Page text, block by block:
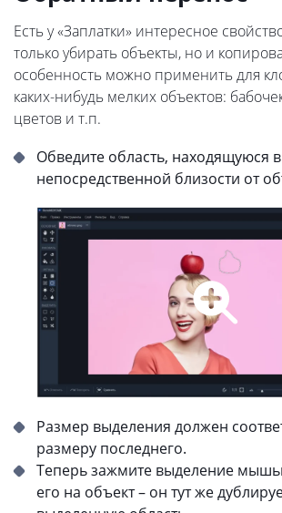
Есть у «Заплатки» интересное
только убирать объекты, но и
особенность можно применить для
каких-нибудь мелких объектов:
цветов и т.п.
Обведите область, находящуюся в
непосредственной близости от
Размер выделения должен
размеру последнего.
Теперь зажмите выделение
его на объект – он тут же